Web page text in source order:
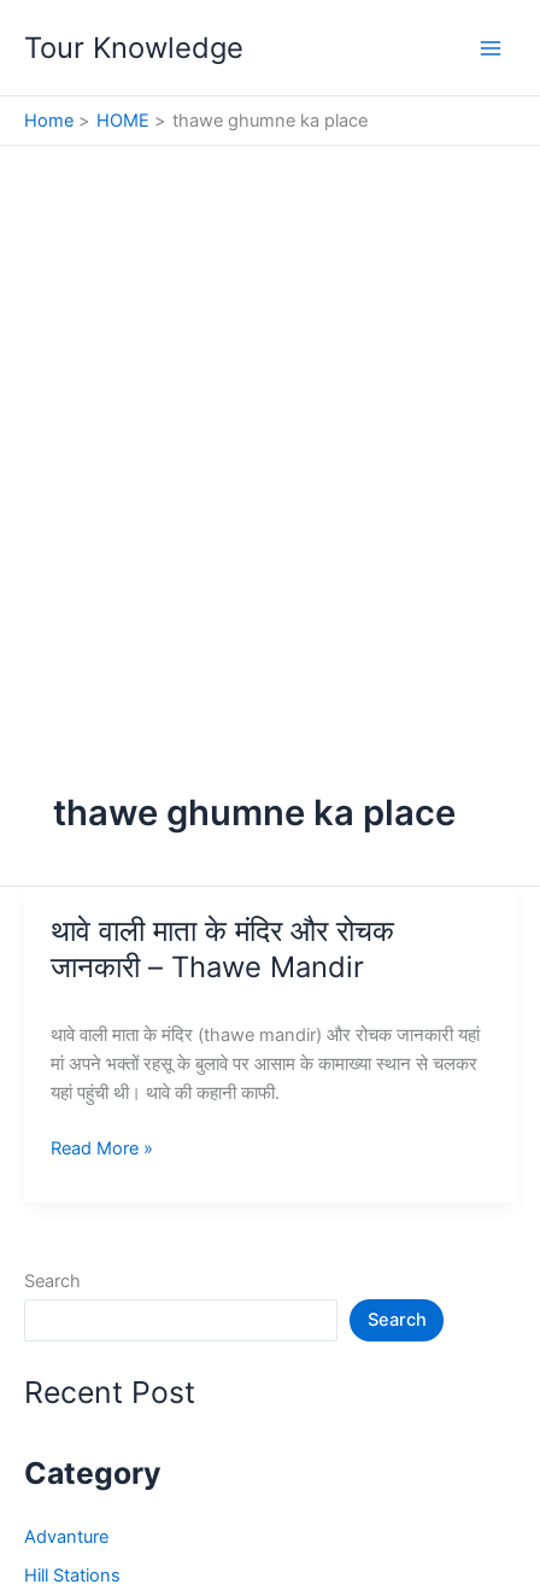
Tour Knowledge
Home HOME thawe ghumne ka place
thawe ghumne ka place
थावे वाली माता के मंदिर और रोचक
जानकारी – Thawe Mandir
थावे वाली माता के मंदिर (thawe mandir) और रोचक जानकारी यहां
मां अपने भक्तों रहसू के बुलावे पर आसाम के कामाख्या स्थान से चलकर
यहां पहुंची थी। थावे की कहानी काफी.
थावे
और
Thawe
Read More »
Search
Search
Recent Post
Category
Advanture
Hill Stations